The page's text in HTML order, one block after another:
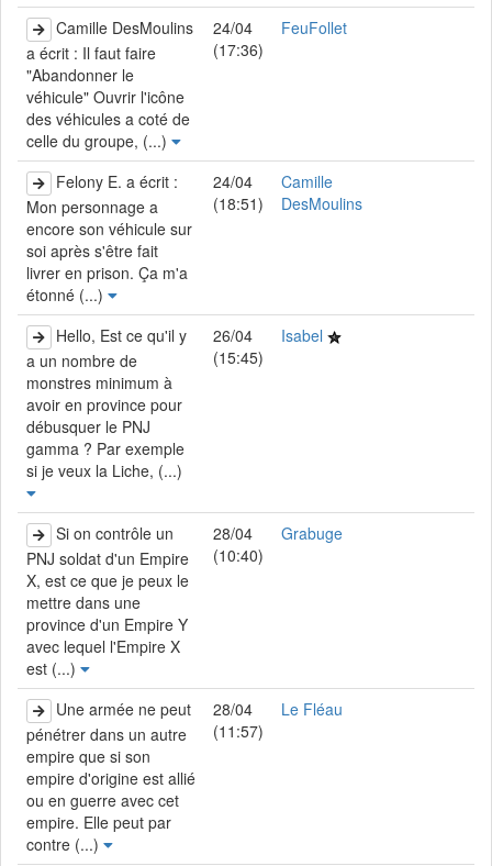
Camille DesMoulins
a écrit : Il faut faire
"Abandonner le
véhicule" Ouvrir l'icône
des véhicules a coté de
celle du groupe, (...)
24/04
(17:36)
FeuFollet
Felony E. a écrit :
Mon personnage a
encore son véhicule sur
soi après s'être fait
livrer en prison. Ça m'a
étonné (...)
24/04
(18:51)
Camille
DesMoulins
Hello, Est ce qu'il y
a un nombre de
monstres minimum à
avoir en province pour
débusquer le PNJ
gamma ? Par exemple
si je veux la Liche, (...)
26/04
(15:45)
Isabel
Si on contrôle un
PNJ soldat d'un Empire
X, est ce que je peux le
mettre dans une
province d'un Empire Y
avec lequel l'Empire X
est (...)
28/04
(10:40)
Grabuge
Une armée ne peut
pénétrer dans un autre
empire que si son
empire d'origine est allié
ou en guerre avec cet
empire. Elle peut par
contre (...)
28/04
(11:57)
Le Fléau